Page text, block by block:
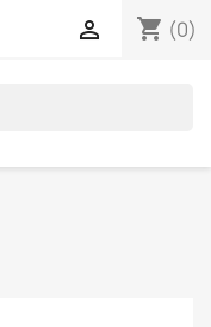
shopping_cart (0)
